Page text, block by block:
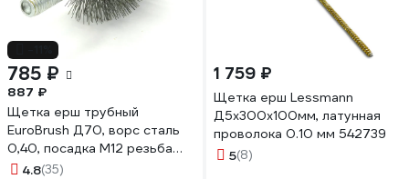
785 ₽
887 ₽
Щетка ерш трубный
EuroBrush Д70, ворс сталь
0,40, посадка М12 резьба
(14-570) кордщетка ершик,
4.8(35)
1 759 ₽
Щетка ерш Lessmann
Д5х300х100мм, латунная
проволока 0.10 мм 542739
5(8)